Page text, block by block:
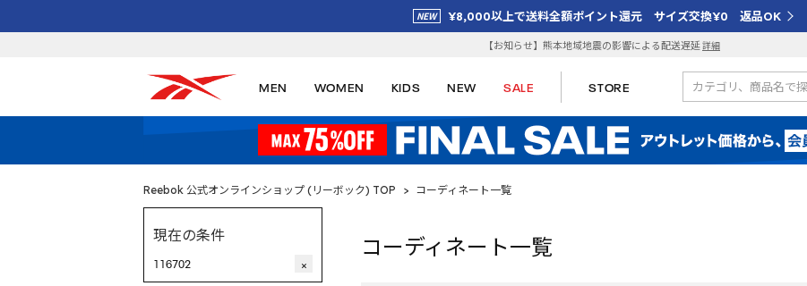
¥8,000以上で送料全額ポイント還元 サイズ交換¥0 返品OK
【お知らせ】熊本地域地震の影響による配送遅延詳細
MEN WOMEN KIDS NEW SALE STORE
Reebok 公式オンラインショップ (リーボック) TOP > コーディネート一覧
現在の条件
116702 ×
コーディネート一覧